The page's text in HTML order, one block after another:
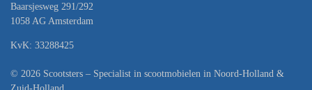
Baarsjesweg 291/292
1058 AG Amsterdam
KvK: 33288425
© 2026 Scootsters – Specialist in scootmobielen in Noord-Holland &